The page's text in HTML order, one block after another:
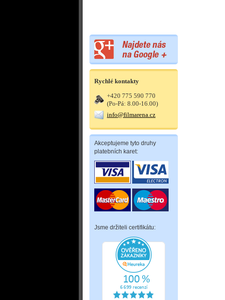
Rychlé kontakty
+420 775 590 770
(Po-Pá: 8.00-16.00)
info@filmarena.cz
Akceptujeme tyto druhy
platebních karet:
Jsme držiteli certifikátu: